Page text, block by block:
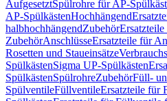
AufgesetztSpülrohre für AP-
AP-SpülkästenHochhängend
halbhochhängendZubehör
ZubehörAnschlüsseErsatzteile für
Rosetten und Staueinsätze
SpülkästenSigma UP-Spülkästen
SpülkästenSpülrohreZubehörFüll-
SpülventileFüllventileErsatzteile für